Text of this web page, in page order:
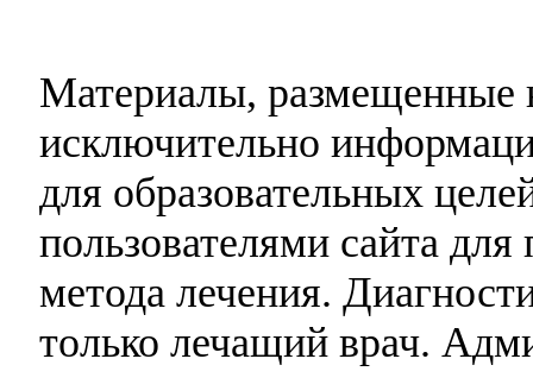
Материалы, размещенные
исключительно
для образовательных
пользователями сайта
метода лечения.
только лечащий врач.